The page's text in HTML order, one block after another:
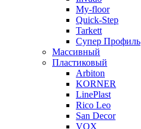
My-floor
Quick-Step
Tarkett
Супер Профиль
Массивный
Пластиковый
Arbiton
KORNER
LinePlast
Rico Leo
San Decor
VOX